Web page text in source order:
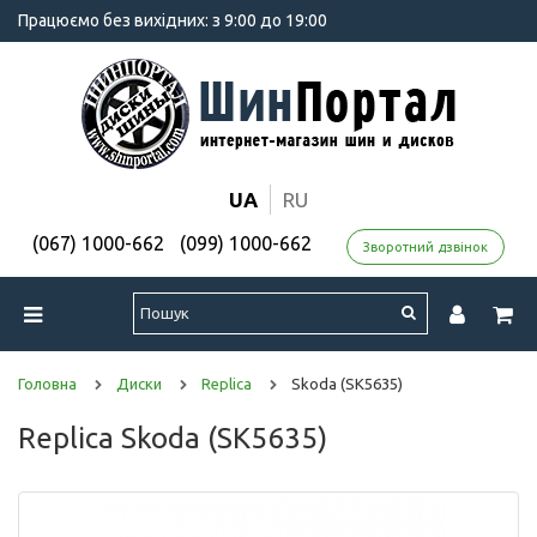
Працюємо без вихідних: з 9:00 до 19:00
UA RU
(067) 1000-662 (099) 1000-662 Зворотний дзвінок
Головна Диски Replica Skoda (SK5635)
Replica Skoda (SK5635)